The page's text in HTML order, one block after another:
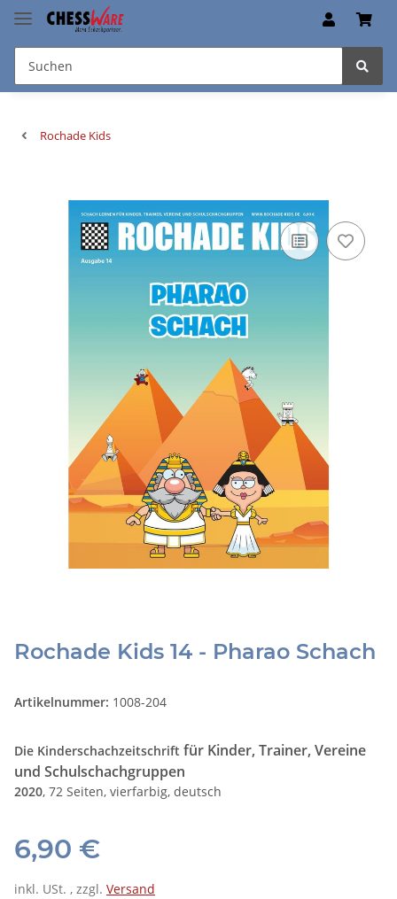
Rochade Kids
Rochade Kids 14 - Pharao Schach
Artikelnummer: 1008-204
Die Kinderschachzeitschrift für Kinder, Trainer, Vereine
und Schulschachgruppen
2020, 72 Seiten, vierfarbig, deutsch
6,90 €
inkl. USt. , zzgl. Versand